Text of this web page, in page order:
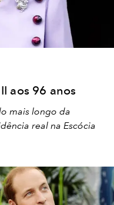
aos 96 anos
mais longo da
real na Escócia